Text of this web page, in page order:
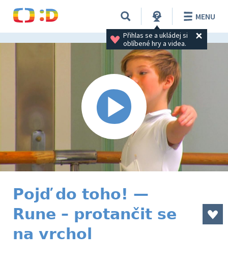
Přihlas se a ukládej si
oblíbené hry a videa.
MENU
Pojď do toho! —
Rune – protančit se
na vrchol